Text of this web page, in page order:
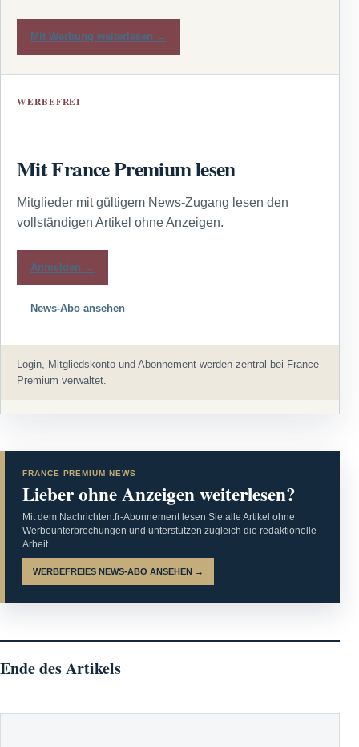
Mit Werbung weiterlesen →
WERBEFREI
Mit France Premium lesen
Mitglieder mit gültigem News-Zugang lesen den
vollständigen Artikel ohne Anzeigen.
Anmelden →
News-Abo ansehen
Login, Mitgliedskonto und Abonnement werden zentral bei France
Premium verwaltet.
FRANCE PREMIUM NEWS
Lieber ohne Anzeigen weiterlesen?
Mit dem Nachrichten.fr-Abonnement lesen Sie alle Artikel ohne
Werbeunterbrechungen und unterstützen zugleich die redaktionelle
Arbeit.
WERBEFREIES NEWS-ABO ANSEHEN →
Ende des Artikels